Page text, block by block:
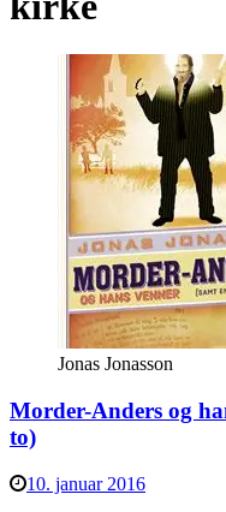
Jonas Jonasson
Morder-Anders og
to)
10. januar 2016